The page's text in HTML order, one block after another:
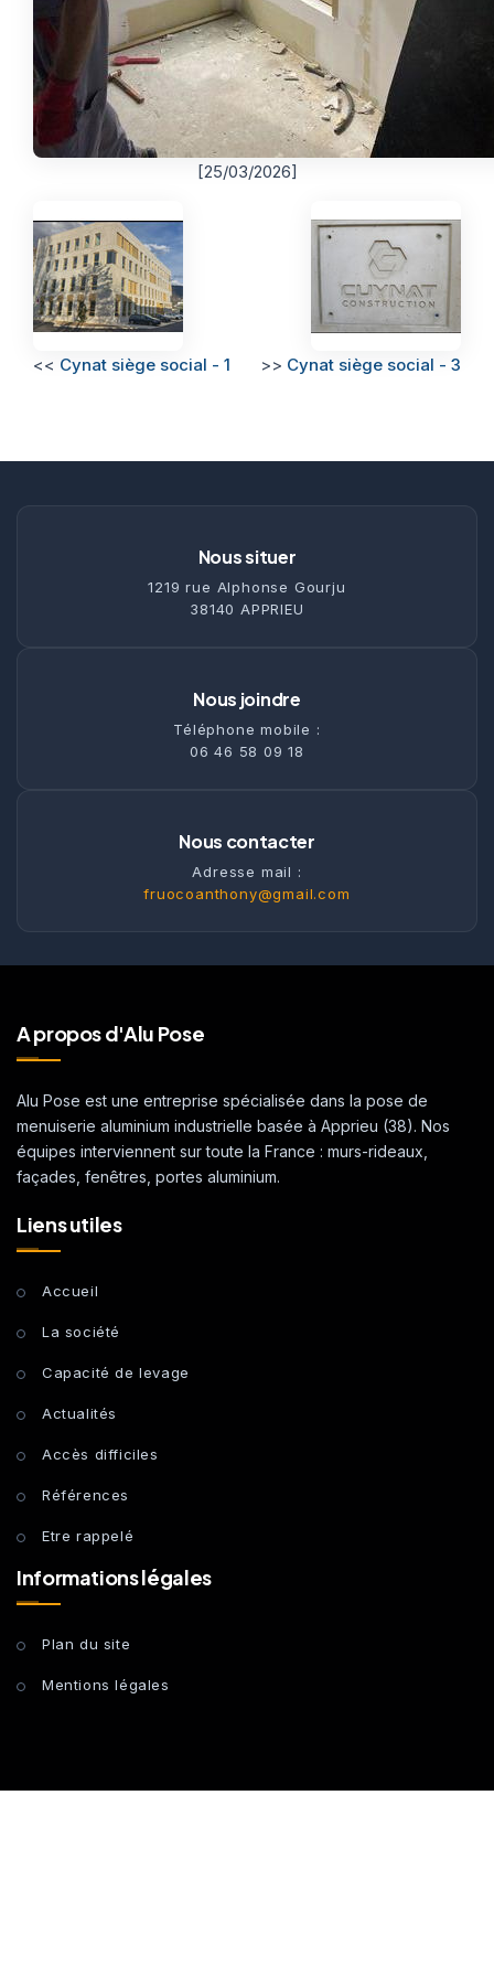
[25/03/2026]
<< Cynat siège social - 1 >> Cynat siège social - 3
Nous situer
1219 rue Alphonse Gourju
38140 APPRIEU
Nous joindre
Téléphone mobile :
06 46 58 09 18
Nous contacter
Adresse mail :
fruocoanthony@gmail.com
A propos d'Alu Pose
Alu Pose est une entreprise spécialisée dans la pose de
menuiserie aluminium industrielle basée à Apprieu (38). Nos
équipes interviennent sur toute la France : murs-rideaux,
façades, fenêtres, portes aluminium.
Liens utiles
Accueil
La société
Capacité de levage
Actualités
Accès difficiles
Références
Etre rappelé
Informations légales
Plan du site
Mentions légales